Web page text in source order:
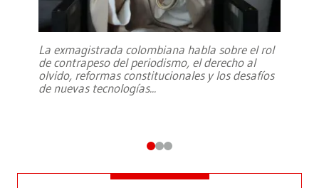
La exmagistrada colombiana habla sobre el rol
de contrapeso del periodismo, el derecho al
olvido, reformas constitucionales y los desafíos
de nuevas tecnologías...